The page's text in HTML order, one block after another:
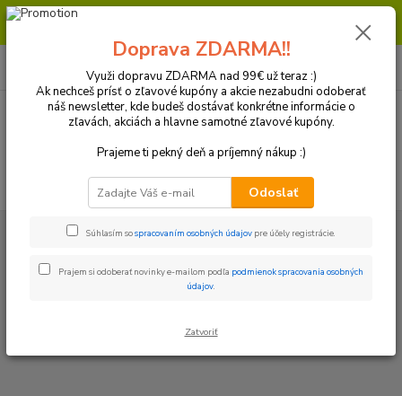
Milí zákazníci, pri objednávke nad 99€ získate poštovné ZDARMA.
(Po-Pia, 8:30-16:30 hod.)
Vaše Recenzie
Vaše recenzie
recenzií, nám pomáhate vylepšiť naše služby.
Doprava ZDARMA!!
Využi dopravu ZDARMA nad 99€ už teraz :)
Ak nechceš prísť o zľavové kupóny a akcie nezabudni odoberať
náš newsletter, kde budeš dostávať konkrétne informácie o
zľavách, akciách a hlavne samotné zľavové kupóny.
Prajeme ti pekný deň a príjemný nákup :)
Odoslať
Súhlasím sospracovaním osobných údajov pre účely registrácie.
Prajem si odoberať novinky e-mailom podľa podmienok spracovania osobných
údajov.
Zatvoriť